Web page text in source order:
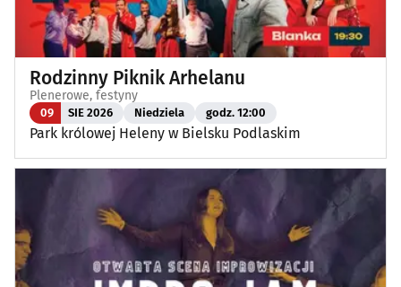
Rodzinny Piknik Arhelanu
Plenerowe, festyny
09 SIE 2026 Niedziela godz. 12:00
Park królowej Heleny w Bielsku Podlaskim